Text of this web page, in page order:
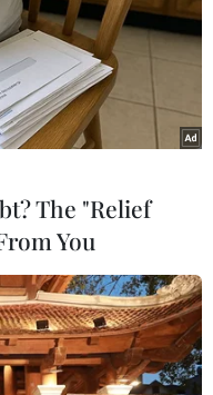
từ các loài động vật,
Caters News Agency)
The "Relief
You